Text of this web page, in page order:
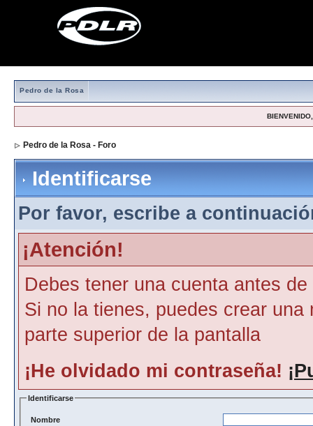
Pedro de la Rosa
Pedro de la Rosa - Foro
Identificarse
Por favor, escribe a
¡Atención!
Debes tener una cuenta antes
Si no la tienes, puedes crear
parte superior de la pantalla
¡He olvidado mi contraseña!
Identificarse
Nombre